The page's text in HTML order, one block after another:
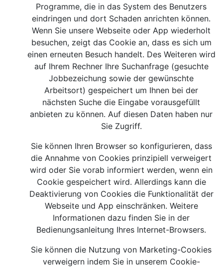
Programme, die in das System des Benutzers
eindringen und dort Schaden anrichten können.
Wenn Sie unsere Webseite oder App wiederholt
besuchen, zeigt das Cookie an, dass es sich um
einen erneuten Besuch handelt. Des Weiteren wird
auf Ihrem Rechner Ihre Suchanfrage (gesuchte
Jobbezeichung sowie der gewünschte
Arbeitsort) gespeichert um Ihnen bei der
nächsten Suche die Eingabe vorausgefüllt
anbieten zu können. Auf diesen Daten haben nur
Sie Zugriff.
Sie können Ihren Browser so konfigurieren, dass
die Annahme von Cookies prinzipiell verweigert
wird oder Sie vorab informiert werden, wenn ein
Cookie gespeichert wird. Allerdings kann die
Deaktivierung von Cookies die Funktionalität der
Webseite und App einschränken. Weitere
Informationen dazu finden Sie in der
Bedienungsanleitung Ihres Internet-Browsers.
Sie können die Nutzung von Marketing-Cookies
verweigern indem Sie in unserem Cookie-